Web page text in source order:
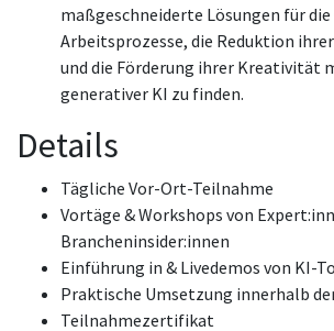
maßgeschneiderte Lösungen für
Arbeitsprozesse, die Reduktion
und die Förderung ihrer Kreativität
generativer KI zu finden.
Details
Tägliche Vor-Ort-Teilnahme
Vortäge & Workshops von
Brancheninsider:innen
Einführung in & Livedemos von KI-
Praktische Umsetzung innerhalb
Teilnahmezertifikat